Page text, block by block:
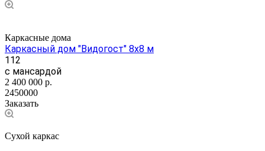
Каркасные дома
Каркасный дом "Видогост" 8х8 м
112
с мансардой
2 400 000 р.
2450000
Заказать
Сухой каркас